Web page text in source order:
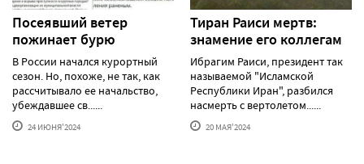
Посеявший ветер
пожинает бурю
В России начался курортный
сезон. Но, похоже, не так, как
рассчитывало ее начальство,
убеждавшее св......
24 ИЮНЯ'2024
Тиран Раиси мертв:
знамение его коллегам
Ибрагим Раиси, президент так
называемой "Исламской
Республики Иран", разбился
насмерть с вертолетом......
20 МАЯ'2024